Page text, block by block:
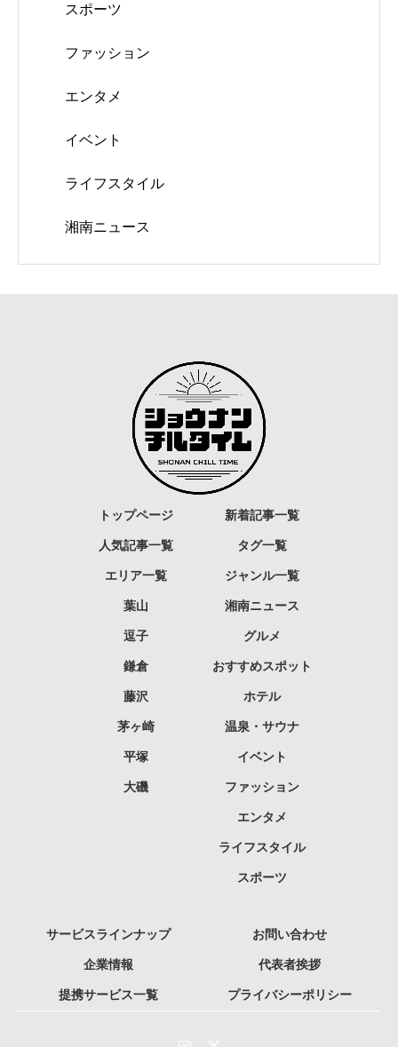
スポーツ
ファッション
エンタメ
イベント
ライフスタイル
湘南ニュース
トップページ 新着記事一覧
人気記事一覧 タグ一覧
エリア一覧
葉山
逗子
鎌倉
藤沢
茅ヶ崎
平塚
大磯
ジャンル一覧
湘南ニュース
グルメ
おすすめスポット
ホテル
温泉・サウナ
イベント
ファッション
エンタメ
ライフスタイル
スポーツ
サービスラインナップ お問い合わせ
企業情報 代表者挨拶
提携サービス一覧 プライバシーポリシー